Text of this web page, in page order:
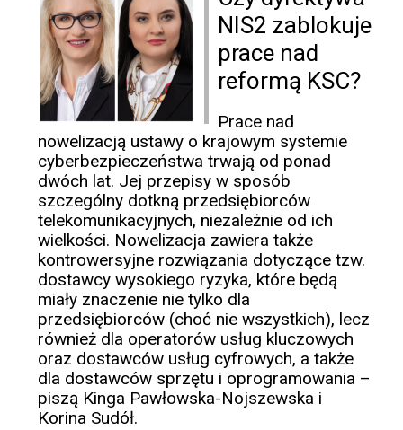
NIS2 zablokuje
prace nad
reformą KSC?
Prace nad
nowelizacją ustawy o krajowym systemie
cyberbezpieczeństwa trwają od ponad
dwóch lat. Jej przepisy w sposób
szczególny dotkną przedsiębiorców
telekomunikacyjnych, niezależnie od ich
wielkości. Nowelizacja zawiera także
kontrowersyjne rozwiązania dotyczące tzw.
dostawcy wysokiego ryzyka, które będą
miały znaczenie nie tylko dla
przedsiębiorców (choć nie wszystkich), lecz
również dla operatorów usług kluczowych
oraz dostawców usług cyfrowych, a także
dla dostawców sprzętu i oprogramowania –
piszą Kinga Pawłowska-Nojszewska i
Korina Sudół.